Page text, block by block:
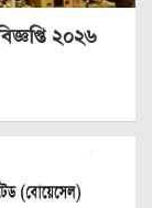
২০২৬